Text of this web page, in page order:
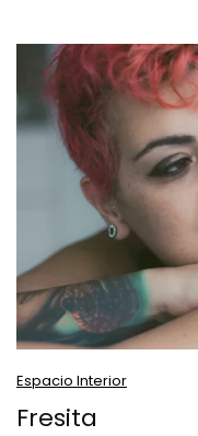
Espacio Interior
Fresita